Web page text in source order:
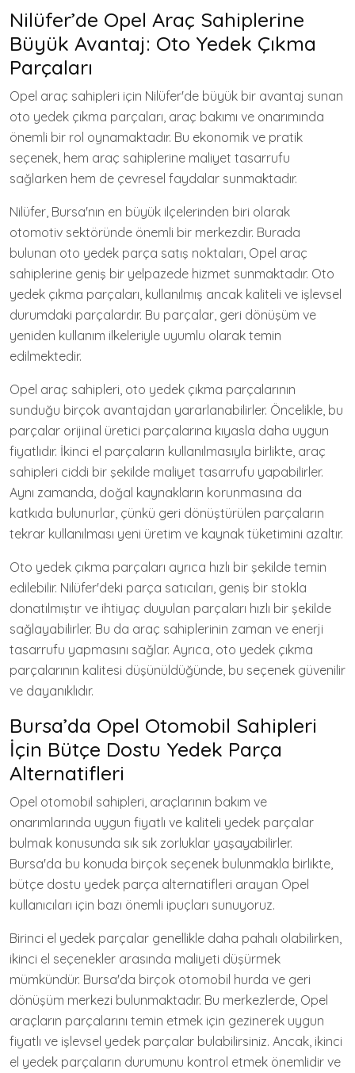
Nilüfer’de Opel Araç Sahiplerine
Büyük Avantaj: Oto Yedek Çıkma
Parçaları
Opel araç sahipleri için Nilüfer'de büyük bir avantaj sunan
oto yedek çıkma parçaları, araç bakımı ve onarımında
önemli bir rol oynamaktadır. Bu ekonomik ve pratik
seçenek, hem araç sahiplerine maliyet tasarrufu
sağlarken hem de çevresel faydalar sunmaktadır.
Nilüfer, Bursa'nın en büyük ilçelerinden biri olarak
otomotiv sektöründe önemli bir merkezdir. Burada
bulunan oto yedek parça satış noktaları, Opel araç
sahiplerine geniş bir yelpazede hizmet sunmaktadır. Oto
yedek çıkma parçaları, kullanılmış ancak kaliteli ve işlevsel
durumdaki parçalardır. Bu parçalar, geri dönüşüm ve
yeniden kullanım ilkeleriyle uyumlu olarak temin
edilmektedir.
Opel araç sahipleri, oto yedek çıkma parçalarının
sunduğu birçok avantajdan yararlanabilirler. Öncelikle, bu
parçalar orijinal üretici parçalarına kıyasla daha uygun
fiyatlıdır. İkinci el parçaların kullanılmasıyla birlikte, araç
sahipleri ciddi bir şekilde maliyet tasarrufu yapabilirler.
Aynı zamanda, doğal kaynakların korunmasına da
katkıda bulunurlar, çünkü geri dönüştürülen parçaların
tekrar kullanılması yeni üretim ve kaynak tüketimini azaltır.
Oto yedek çıkma parçaları ayrıca hızlı bir şekilde temin
edilebilir. Nilüfer'deki parça satıcıları, geniş bir stokla
donatılmıştır ve ihtiyaç duyulan parçaları hızlı bir şekilde
sağlayabilirler. Bu da araç sahiplerinin zaman ve enerji
tasarrufu yapmasını sağlar. Ayrıca, oto yedek çıkma
parçalarının kalitesi düşünüldüğünde, bu seçenek güvenilir
ve dayanıklıdır.
Bursa’da Opel Otomobil Sahipleri
İçin Bütçe Dostu Yedek Parça
Alternatifleri
Opel otomobil sahipleri, araçlarının bakım ve
onarımlarında uygun fiyatlı ve kaliteli yedek parçalar
bulmak konusunda sık sık zorluklar yaşayabilirler.
Bursa'da bu konuda birçok seçenek bulunmakla birlikte,
bütçe dostu yedek parça alternatifleri arayan Opel
kullanıcıları için bazı önemli ipuçları sunuyoruz.
Birinci el yedek parçalar genellikle daha pahalı olabilirken,
ikinci el seçenekler arasında maliyeti düşürmek
mümkündür. Bursa'da birçok otomobil hurda ve geri
dönüşüm merkezi bulunmaktadır. Bu merkezlerde, Opel
araçların parçalarını temin etmek için gezinerek uygun
fiyatlı ve işlevsel yedek parçalar bulabilirsiniz. Ancak, ikinci
el yedek parçaların durumunu kontrol etmek önemlidir ve